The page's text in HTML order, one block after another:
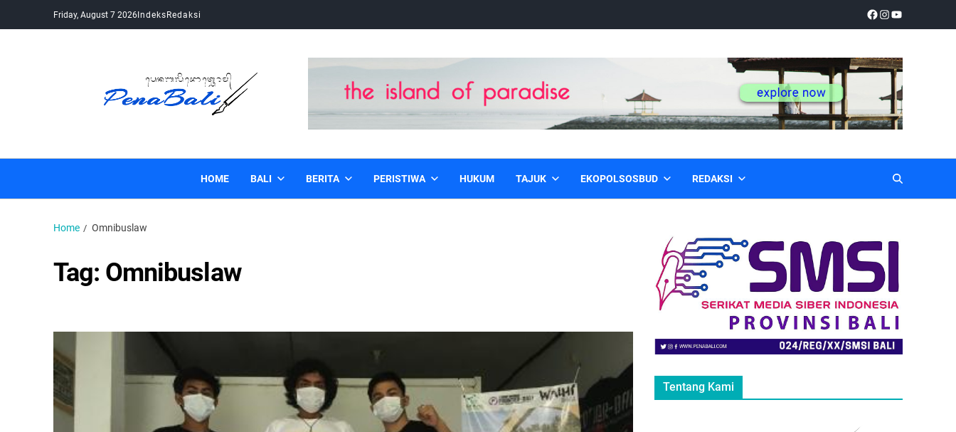
Friday, August 7 2026IndeksRedaksi
HOME BALI BERITA PERISTIWA HUKUM TAJUK EKOPOLSOSBUD REDAKSI
Home Omnibuslaw
Tag: Omnibuslaw
Tentang Kami